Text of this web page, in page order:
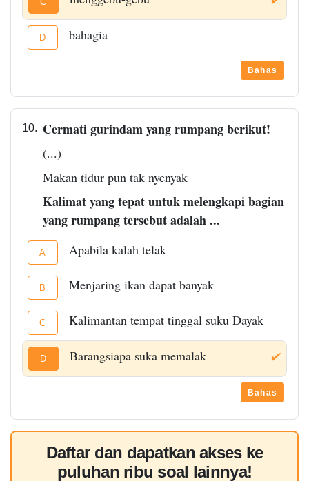
D bahagia
Bahas
10. Cermati gurindam yang rumpang berikut!
(...)
Makan tidur pun tak nyenyak
Kalimat yang tepat untuk melengkapi bagian
yang rumpang tersebut adalah ...
A Apabila kalah telak
B Menjaring ikan dapat banyak
C Kalimantan tempat tinggal suku Dayak
D ✔
Barangsiapa suka memalak
Bahas
Daftar dan dapatkan akses ke
puluhan ribu soal lainnya!